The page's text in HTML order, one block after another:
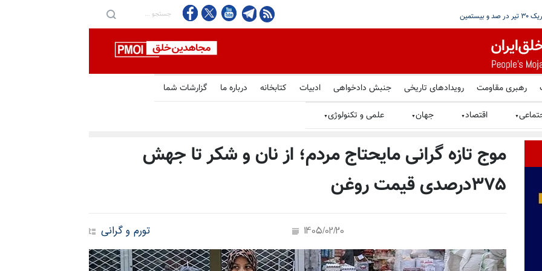
رهبری مقاومت رویدادهای تاریخی جنبش دادخواهی ادبیات کتابخانه درباره ما گزارشات شما
▼ اقتصاد▼ جهان▼ علمی و تکنولوژی▼
موج تازه گرانی مایحتاج مردم؛ از نان و شکر تا جهش
۳۷۵درصدی قیمت روغن
تورم و گرانی 1405/02/20